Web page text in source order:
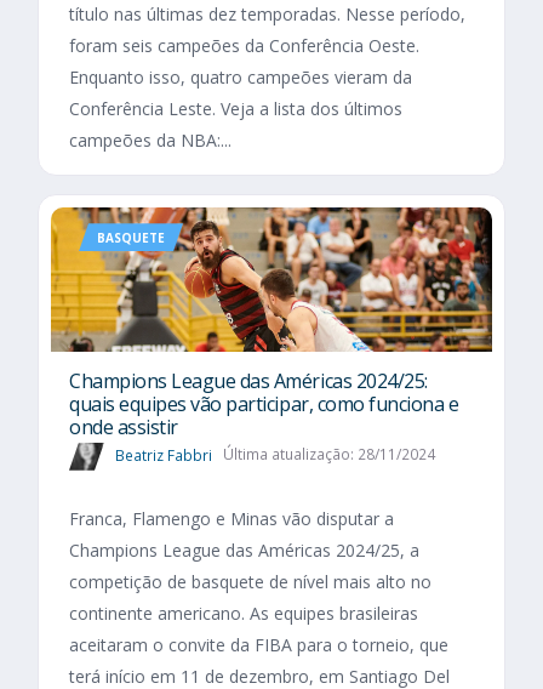
título nas últimas dez temporadas. Nesse período,
foram seis campeões da Conferência Oeste.
Enquanto isso, quatro campeões vieram da
Conferência Leste. Veja a lista dos últimos
campeões da NBA:...
BASQUETE
Champions League das Américas 2024/25:
quais equipes vão participar, como funciona e
onde assistir
Beatriz Fabbri Última atualização: 28/11/2024
Franca, Flamengo e Minas vão disputar a
Champions League das Américas 2024/25, a
competição de basquete de nível mais alto no
continente americano. As equipes brasileiras
aceitaram o convite da FIBA para o torneio, que
terá início em 11 de dezembro, em Santiago Del